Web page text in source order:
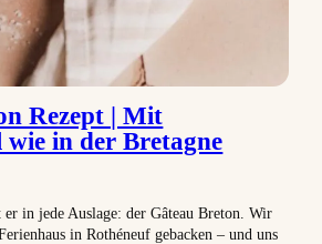
Rezept | Mit
wie in der Bretagne
in jede Auslage: der Gâteau Breton. Wir
in Rothéneuf gebacken – und uns